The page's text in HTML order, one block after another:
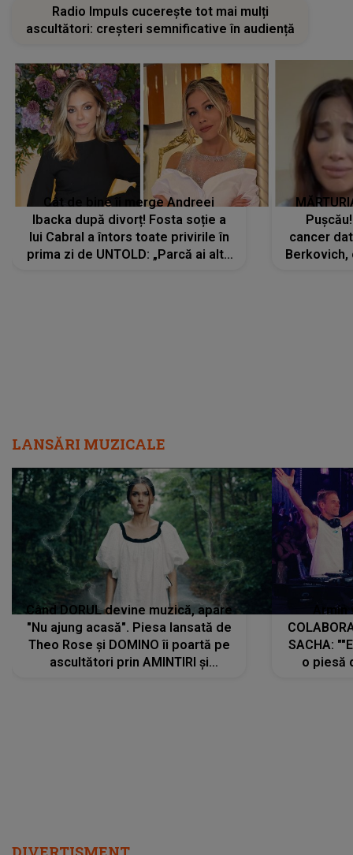
Radio Impuls cucerește tot mai mulți
ascultători: creșteri semnificative în audiență
Cât de bine îi merge Andreei
Ibacka după divorț! Fosta soție a
lui Cabral a întors toate privirile în
prima zi de UNTOLD: „Parcă ai altă
cancer
Berkovich,
LANSĂRI MUZICALE
Când DORUL devine muzică, apare
"Nu ajung acasă". Piesa lansată de
Theo Rose și DOMINO îi poartă pe
ascultători prin AMINTIRI și
SACHA:
o piesă